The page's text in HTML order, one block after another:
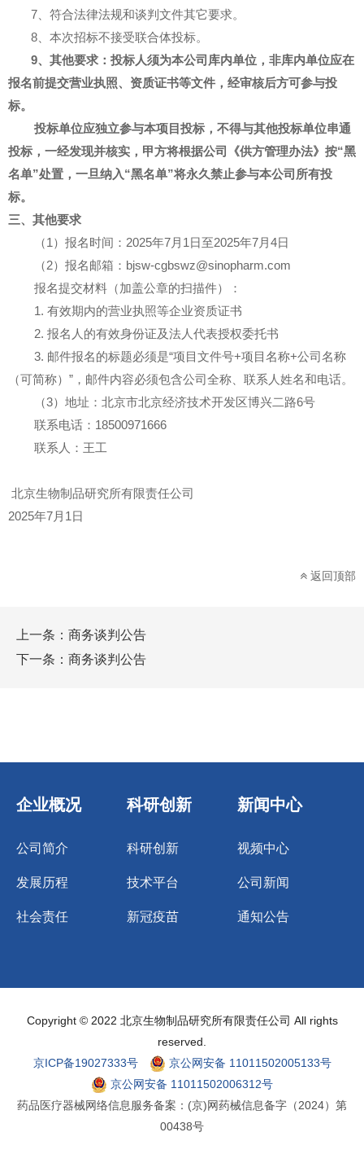
7、符合法律法规和谈判文件其它要求。
8、本次招标不接受联合体投标。
9、其他要求：投标人须为本公司库内单位，非库内单位应在
报名前提交营业执照、资质证书等文件，经审核后方可参与投
标。
投标单位应独立参与本项目投标，不得与其他投标单位串通
投标，一经发现并核实，甲方将根据公司《供方管理办法》按“黑
名单”处置，一旦纳入“黑名单”将永久禁止参与本公司所有投
标。
三、其他要求
（1）报名时间：2025年7月1日至2025年7月4日
（2）报名邮箱：bjsw-cgbswz@sinopharm.com
报名提交材料（加盖公章的扫描件）：
1. 有效期内的营业执照等企业资质证书
2. 报名人的有效身份证及法人代表授权委托书
3. 邮件报名的标题必须是“项目文件号+项目名称+公司名称
（可简称）”，邮件内容必须包含公司全称、联系人姓名和电话。
（3）地址：北京市北京经济技术开发区博兴二路6号
联系电话：18500971666
联系人：王工
北京生物制品研究所有限责任公司
2025年7月1日
返回顶部
上一条： 商务谈判公告
下一条： 商务谈判公告
企业概况
公司简介
发展历程
社会责任
科研创新
科研创新
技术平台
新冠疫苗
新闻中心
视频中心
公司新闻
通知公告
Copyright © 2022 北京生物制品研究所有限责任公司 All rights
reserved.
京ICP备19027333号
京公网安备 11011502005133号
京公网安备 11011502006312号
药品医疗器械网络信息服务备案：(京)网药械信息备字（2024）第
00438号